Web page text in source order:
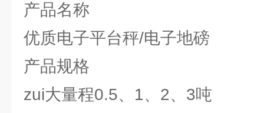
产品名称
优质电子平台秤/电子地磅
产品规格
zui大量程0.5、1、2、3吨